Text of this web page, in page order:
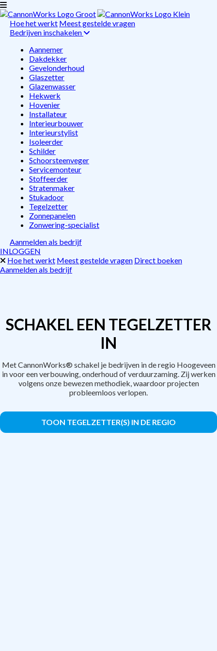
Hoe het werkt Meest gestelde vragen
Bedrijven inschakelen
Aannemer
Dakdekker
Gevelonderhoud
Glaszetter
Glazenwasser
Hekwerk
Hovenier
Installateur
Interieurbouwer
Interieurstylist
Isoleerder
Schilder
Schoorsteenveger
Servicemonteur
Stoffeerder
Stratenmaker
Stukadoor
Tegelzetter
Zonnepanelen
Zonwering-specialist
Aanmelden als bedrijf
INLOGGEN
Hoe het werkt Meest gestelde vragen Direct boeken
Aanmelden als bedrijf
SCHAKEL EEN TEGELZETTER
IN
Met CannonWorks® schakel je bedrijven in de regio Hoogeveen
in voor een verbouwing, onderhoud of verduurzaming. Zij werken
volgens onze bewezen methodiek, waardoor projecten
probleemloos verlopen.
TOON TEGELZETTER(S) IN DE REGIO